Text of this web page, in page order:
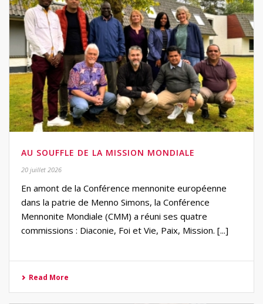
AU SOUFFLE DE LA MISSION MONDIALE
20 juillet 2026
En amont de la Conférence mennonite européenne
dans la patrie de Menno Simons, la Conférence
Mennonite Mondiale (CMM) a réuni ses quatre
commissions : Diaconie, Foi et Vie, Paix, Mission. [...]
Read More